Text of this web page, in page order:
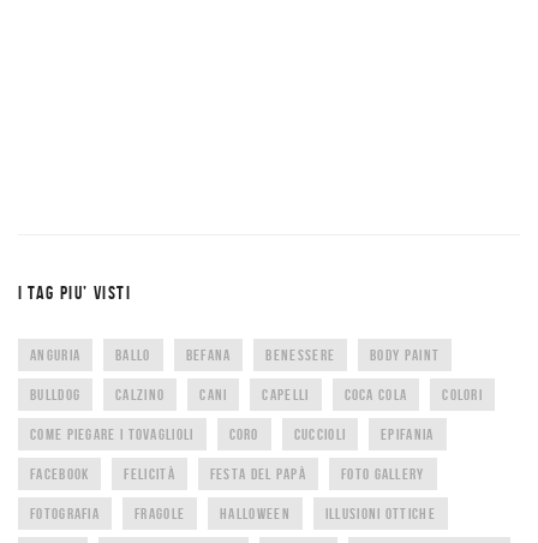
I TAG PIU’ VISTI
ANGURIA BALLO BEFANA BENESSERE BODY PAINT
BULLDOG CALZINO CANI CAPELLI COCA COLA COLORI
COME PIEGARE I TOVAGLIOLI CORO CUCCIOLI EPIFANIA
FACEBOOK FELICITÀ FESTA DEL PAPÀ FOTO GALLERY
FOTOGRAFIA FRAGOLE HALLOWEEN ILLUSIONI OTTICHE